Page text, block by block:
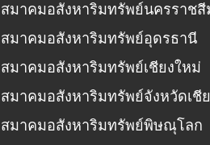
สมาคมอสังหาริมทรัพย์นครราชสี
สมาคมอสังหาริมทรัพย์อุดรธานี
สมาคมอสังหาริมทรัพย์เชียงใหม่
สมาคมอสังหาริมทรัพย์จังหวัดเชี
สมาคมอสังหาริมทรัพย์พิษณุโลก